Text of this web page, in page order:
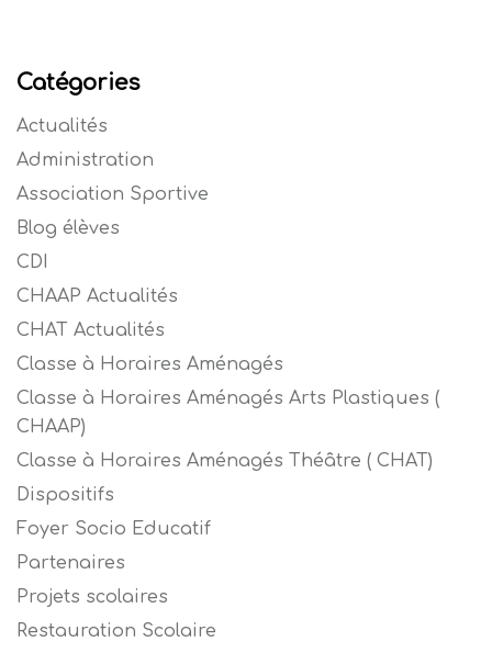
Catégories
Actualités
Administration
Association Sportive
Blog élèves
CDI
CHAAP Actualités
CHAT Actualités
Classe à Horaires Aménagés
Classe à Horaires Aménagés Arts Plastiques (
CHAAP)
Classe à Horaires Aménagés Théâtre ( CHAT)
Dispositifs
Foyer Socio Educatif
Partenaires
Projets scolaires
Restauration Scolaire